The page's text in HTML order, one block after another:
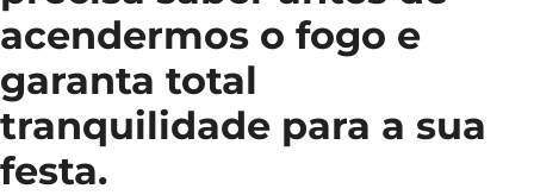
acendermos o fogo e
garanta total
tranquilidade para a sua
festa.